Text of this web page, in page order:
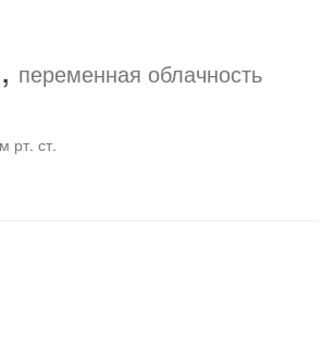
, переменная облачность
рт. ст.